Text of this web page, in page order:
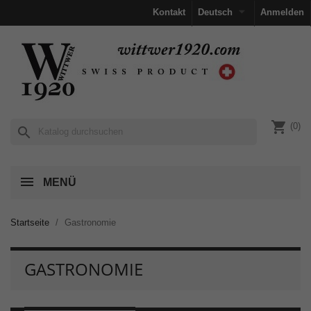
Kontakt Deutsch Anmelden
search shopping_cart (0)
MENÜ
Startseite Gastronomie
GASTRONOMIE